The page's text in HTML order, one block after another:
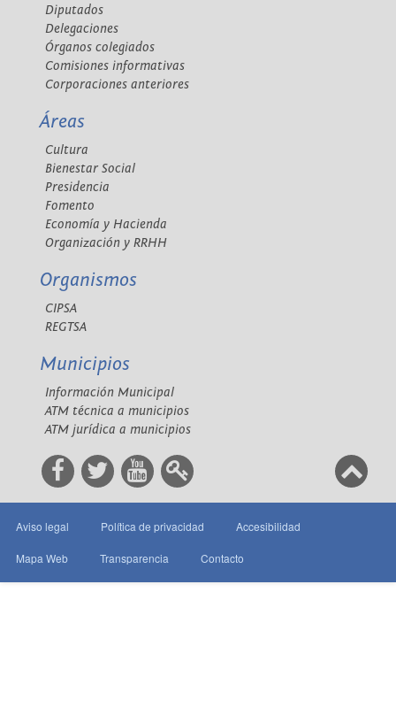
Diputados
Delegaciones
Órganos colegiados
Comisiones informativas
Corporaciones anteriores
Áreas
Cultura
Bienestar Social
Presidencia
Fomento
Economía y Hacienda
Organización y RRHH
Organismos
CIPSA
REGTSA
Municipios
Información Municipal
ATM técnica a municipios
ATM jurídica a municipios
Aviso legal Política de privacidad Accesibilidad
Mapa Web Transparencia Contacto